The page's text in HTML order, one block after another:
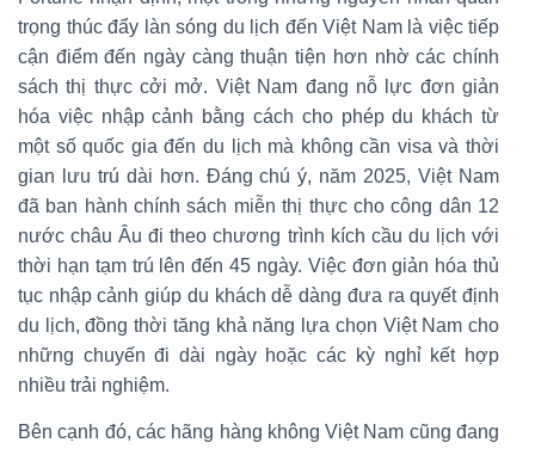
trọng thúc đẩy làn sóng du lịch đến Việt Nam là việc tiếp
cận điểm đến ngày càng thuận tiện hơn nhờ các chính
sách thị thực cởi mở. Việt Nam đang nỗ lực đơn giản
hóa việc nhập cảnh bằng cách cho phép du khách từ
một số quốc gia đến du lịch mà không cần visa và thời
gian lưu trú dài hơn. Đáng chú ý, năm 2025, Việt Nam
đã ban hành chính sách miễn thị thực cho công dân 12
nước châu Âu đi theo chương trình kích cầu du lịch với
thời hạn tạm trú lên đến 45 ngày. Việc đơn giản hóa thủ
tục nhập cảnh giúp du khách dễ dàng đưa ra quyết định
du lịch, đồng thời tăng khả năng lựa chọn Việt Nam cho
những chuyến đi dài ngày hoặc các kỳ nghỉ kết hợp
nhiều trải nghiệm.
Bên cạnh đó, các hãng hàng không Việt Nam cũng đang